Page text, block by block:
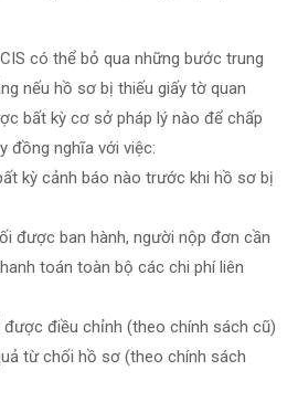
có thể bỏ qua những bước trung
nếu hồ sơ bị thiếu giấy tờ quan
bất kỳ cơ sở pháp lý nào để chấp
đồng nghĩa với việc:
kỳ cảnh báo nào trước khi hồ sơ bị
được ban hành, người nộp đơn cần
toán toàn bộ các chi phí liên
điều chỉnh (theo chính sách cũ)
từ chối hồ sơ (theo chính sách